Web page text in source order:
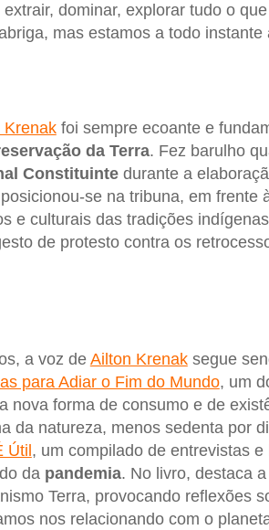
dominar, explorar tudo o
mas estamos a todo instante
Krenakfoi sempre ecoante e
da Terra. Fez barulho
Constituintedurante a
se na tribuna, em frente
e culturais das tradições
de protesto contra os
a voz de Ailton Krenaksegue
para Adiar o Fim do Mundo, um
nova forma de consumo e de
da natureza, menos sedenta por
Útil , um compilado de entrevistas
da pandemia. No livro, destaca
Terra, provocando reflexões
nos relacionando com o